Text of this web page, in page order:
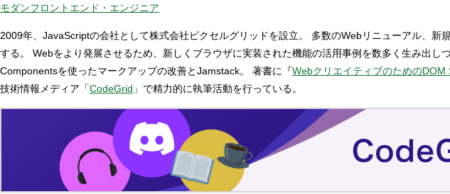
モダンフロントエンド・エンジニア
2009年、JavaScriptの会社として株式会社ピクセルグリッドを設立。 多数のWebリニューアル、
する。 Webをより発展させるため、新しくブラウザに実装された機能の活用事例を数多く生み出
Componentsを使ったマークアップの改善とJamstack。 著書に『WebクリエイティブのためのDOM
技術情報メディア「CodeGrid 」で精力的に執筆活動を行っている。